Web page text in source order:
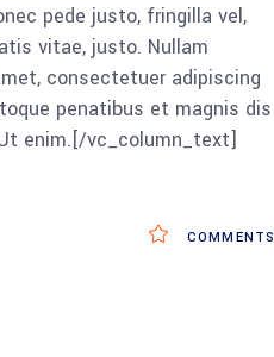
pede justo, fringilla vel,
vitae, justo. Nullam
consectetuer adipiscing
penatibus et magnis dis
enim.[/vc_column_text]
COMMENTS